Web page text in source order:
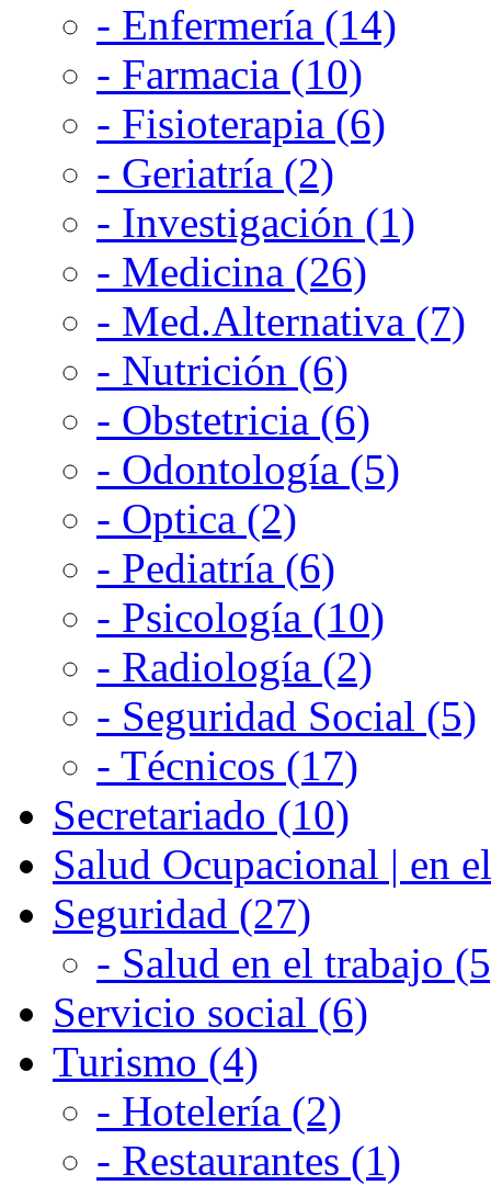
- Enfermería (14)
- Farmacia (10)
- Fisioterapia (6)
- Geriatría (2)
- Investigación (1)
- Medicina (26)
- Med.Alternativa (7)
- Nutrición (6)
- Obstetricia (6)
- Odontología (5)
- Optica (2)
- Pediatría (6)
- Psicología (10)
- Radiología (2)
- Seguridad Social (5)
- Técnicos (17)
Secretariado (10)
Salud Ocupacional | en
Seguridad (27)
- Salud en el trabajo
Servicio social (6)
Turismo (4)
- Hotelería (2)
- Restaurantes (1)